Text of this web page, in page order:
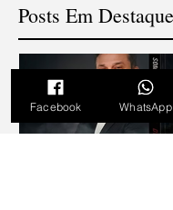
Posts Em Destaque
Facebook WhatsApp